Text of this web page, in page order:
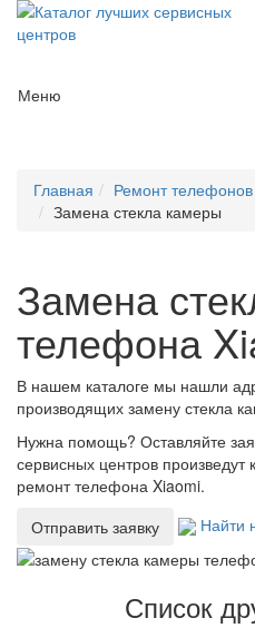
Меню
Главная Ремонт телефонов
Замена стекла камеры
Замена
телефона
В нашем каталоге мы нашли
производящих замену стекла
Нужна помощь? Оставляйте
сервисных центров
ремонт телефона Xiaomi.
Отправить заявку
Найти
Список